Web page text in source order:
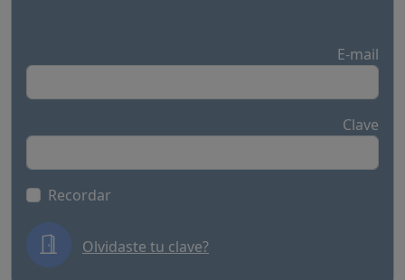
E-mail
Clave
Recordar
Olvidaste tu clave?